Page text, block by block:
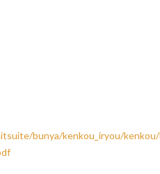
bunya/kenkou_iryou/